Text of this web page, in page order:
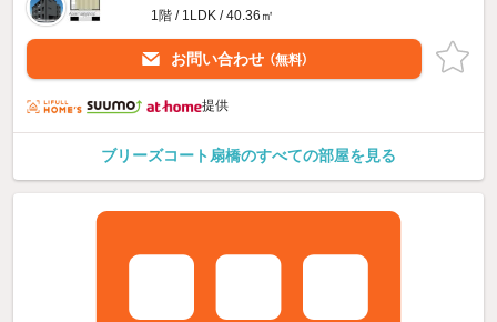
1階 / 1LDK / 40.36㎡
お問い合わせ （無料）
提供
ブリーズコート扇橋のすべての部屋を見る